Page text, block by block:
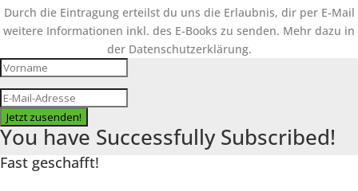
Durch die Eintragung erteilst du uns die Erlaubnis, dir per E-Mail
weitere Informationen inkl. des E-Books zu senden. Mehr dazu in
der Datenschutzerklärung.
Jetzt zusenden!
You have Successfully Subscribed!
Fast geschafft!